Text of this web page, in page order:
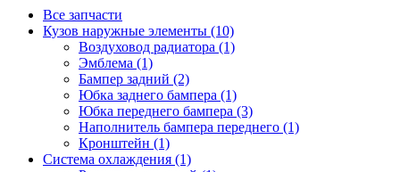
Все запчасти
Кузов наружные элементы (10)
Воздуховод радиатора (1)
Эмблема (1)
Бампер задний (2)
Юбка заднего бампера (1)
Юбка переднего бампера (3)
Наполнитель бампера переднего (1)
Кронштейн (1)
Система охлаждения (1)